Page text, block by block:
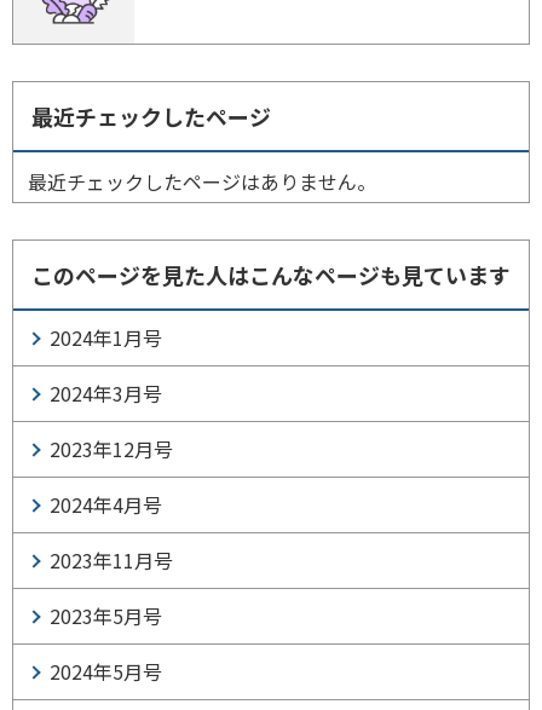
最近チェックしたページ
最近チェックしたページはありません。
このページを見た人はこんなページも見ています
2024年1月号
2024年3月号
2023年12月号
2024年4月号
2023年11月号
2023年5月号
2024年5月号